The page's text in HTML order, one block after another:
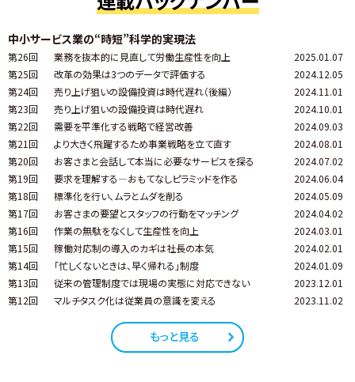
中小サービス業の“時短”科学的実現法
第26回 業務を抜本的に見直して労働生産性を向上
2025.01.07
第25回
改革の効果は3つのデータで評価する
2024.12.05
第24回
売り上げ狙いの設備投資は時代遅れ（後編）
2024.11.01
第23回
売り上げ狙いの設備投資は時代遅れ
2024.10.01
第22回
需要を平準化する戦略で経営改善
2024.09.03
第21回
より大きく飛躍するため事業戦略を立て直す
2024.08.01
第20回
お客さまと会話して本当に必要なサービスを探る
2024.07.02
第19回
要求を理解する―おもてなしピラミッドを作る
2024.06.04
第18回
標準化を行い、ムラとムダを削る
2024.05.09
第17回
お客さまの要望とスタッフの行動をマッチング
2024.04.02
第16回
作業の無駄をなくして生産性を向上
2024.03.01
第15回
稼働対応制の導入のカギは社長の本気
2024.02.01
第14回
「忙しくないときは、早く帰れる」制度
2024.01.09
第13回
従来の管理制度では現場の実態に対応できない
2023.12.01
第12回
マルチタスク化は従業員の意識を変える 2023.11.02
もっと見る